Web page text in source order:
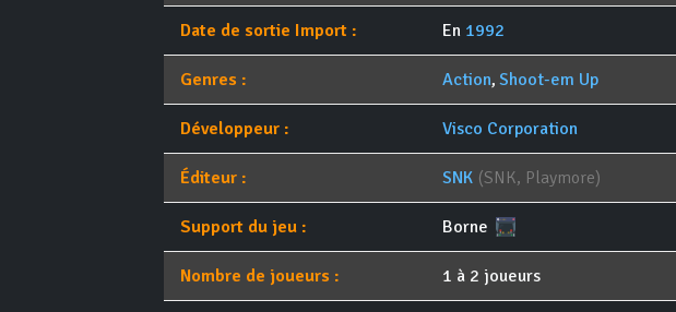
Date de sortie Import : En 1992
Genres : Action,Shoot-em Up
Développeur : Visco Corporation
Éditeur : SNK (SNK, Playmore)
Support du jeu : Borne
Nombre de joueurs : 1 à 2 joueurs